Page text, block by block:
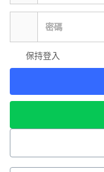
保持登入